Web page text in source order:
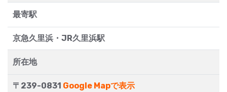
最寄駅
京急久里浜・JR久里浜駅
所在地
〒239-0831 Google Mapで表示